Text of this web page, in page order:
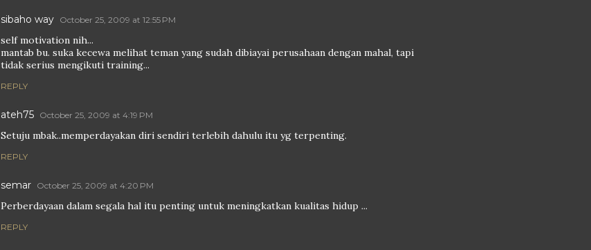
sibaho way October 25, 2009 at 12:55 PM
self motivation nih...
mantab bu. suka kecewa melihat teman yang sudah dibiayai perusahaan dengan mahal, tapi
tidak serius mengikuti training...
REPLY
ateh75 October 25, 2009 at 4:19 PM
Setuju mbak..memperdayakan diri sendiri terlebih dahulu itu yg terpenting.
REPLY
semar October 25, 2009 at 4:20 PM
Perberdayaan dalam segala hal itu penting untuk meningkatkan kualitas hidup ...
REPLY